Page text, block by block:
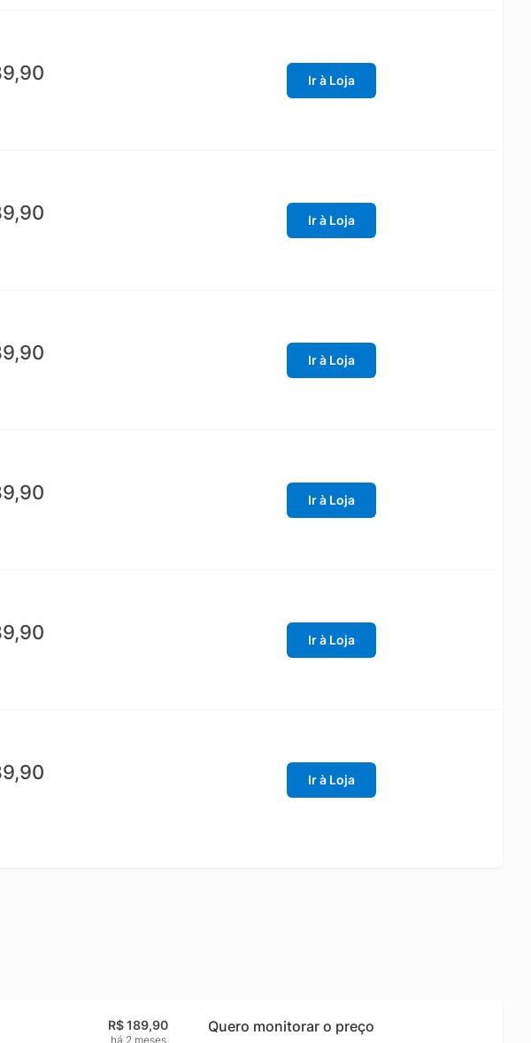
Ir à Loja
Ir à Loja
Ir à Loja
Ir à Loja
Ir à Loja
Ir à Loja
R$ 189,90
há 2 meses
Quero monitorar o preço